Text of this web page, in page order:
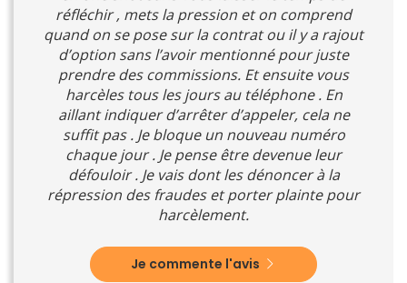
réfléchir , mets la pression et on comprend
quand on se pose sur la contrat ou il y a rajout
d’option sans l’avoir mentionné pour juste
prendre des commissions. Et ensuite vous
harcèles tous les jours au téléphone . En
aillant indiquer d’arrêter d’appeler, cela ne
suffit pas . Je bloque un nouveau numéro
chaque jour . Je pense être devenue leur
défouloir . Je vais dont les dénoncer à la
répression des fraudes et porter plainte pour
harcèlement.
Je commente l'avis